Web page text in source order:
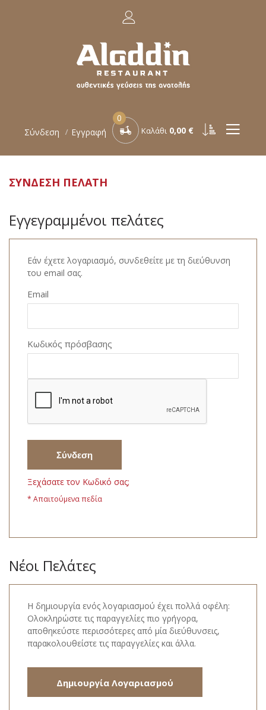
Σύνδεση Εγγραφή
0
Καλάθι 0,00 €
ΣΎΝΔΕΣΗ ΠΕΛΆΤΗ
Εγγεγραμμένοι πελάτες
Εάν έχετε λογαριασμό, συνδεθείτε με τη διεύθυνση
του email σας.
Email
Κωδικός πρόσβασης
Σύνδεση
Ξεχάσατε τον Κωδικό σας;
Νέοι Πελάτες
Η δημιουργία ενός λογαριασμού έχει πολλά οφέλη:
Ολοκληρώστε τις παραγγελίες πιο γρήγορα,
αποθηκεύστε περισσότερες από μία διεύθυνσεις,
παρακολουθείστε τις παραγγελίες και άλλα.
Δημιουργία Λογαριασμού